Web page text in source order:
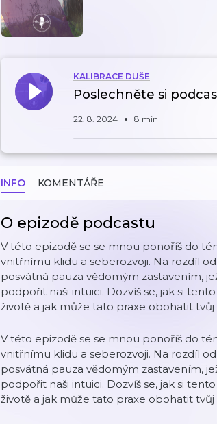
KALIBRACE DUŠE
Poslechněte si
22. 8. 2024 8 min
INFO KOMENTÁŘE
O epizodě podcastu
V této epizodě se se mnou ponoříš do
vnitřnímu klidu a seberozvoji. Na rozdíl
posvátná pauza vědomým zastavením,
podpořit naši intuici. Dozvíš se, jak si
životě a jak může tato praxe obohatit tvůj
V této epizodě se se mnou ponoříš do
vnitřnímu klidu a seberozvoji. Na rozdíl
posvátná pauza vědomým zastavením,
podpořit naši intuici. Dozvíš se, jak si
životě a jak může tato praxe obohatit tvůj